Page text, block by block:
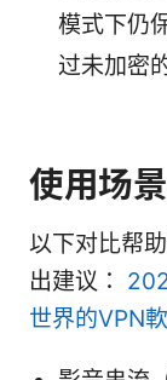
模式下仍
过未加密
使用场
以下对比帮
出建议：
世界的VPN